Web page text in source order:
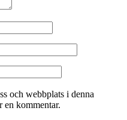
och webbplats i denna
en kommentar.